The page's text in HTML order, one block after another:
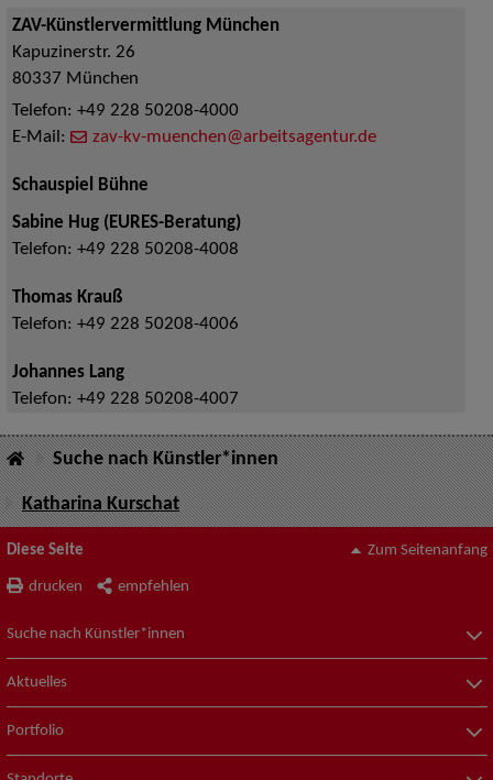
ZAV-Künstlervermittlung München
Kapuzinerstr. 26
80337 München
Telefon: +49 228 50208-4000
E-Mail:
zav-kv-muenchen@arbeitsagentur.de
Schauspiel Bühne
Sabine Hug (EURES-Beratung)
Telefon: +49 228 50208-4008
Thomas Krauß
Telefon: +49 228 50208-4006
Johannes Lang
Telefon: +49 228 50208-4007
Suche nach Künstler*innen
Katharina Kurschat
Diese Seite
drucken empfehlen
Zum Seitenanfang
Suche nach Künstler*innen
Aktuelles
Portfolio